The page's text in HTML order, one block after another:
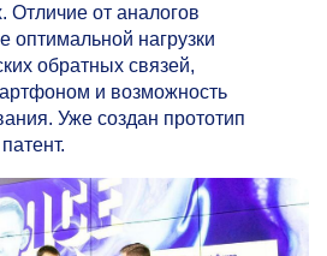
Отличие от аналогов
оптимальной нагрузки
обратных связей,
и возможность
Уже создан прототип